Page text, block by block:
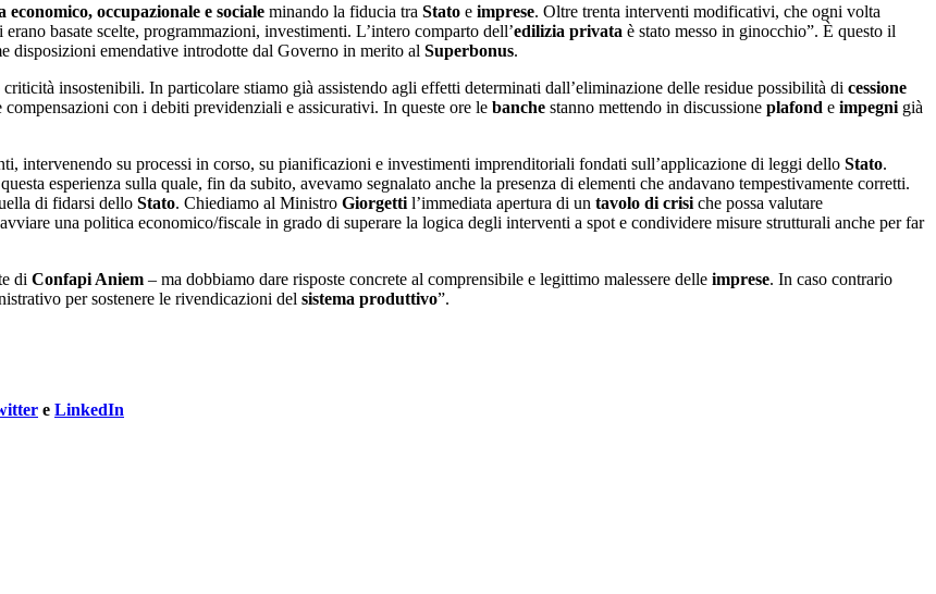
economico, occupazionale e sociale minando la fiducia tra Stato e imprese. Oltre trenta interventi modificativi, che ogni volta
basate scelte, programmazioni, investimenti. L’intero comparto dell’edilizia privata è stato messo in ginocchio”. È questo il
disposizioni emendative introdotte dal Governo in merito al Superbonus.
criticità insostenibili. In particolare stiamo già assistendo agli effetti determinati dall’eliminazione delle residue possibilità di cessione
con i debiti previdenziali e assicurativi. In queste ore le banche stanno mettendo in discussione plafond e impegni già
intervenendo su processi in corso, su pianificazioni e investimenti imprenditoriali fondati sull’applicazione di leggi dello Stato.
esperienza sulla quale, fin da subito, avevamo segnalato anche la presenza di elementi che andavano tempestivamente corretti.
di fidarsi dello Stato. Chiediamo al Ministro Giorgetti l’immediata apertura di un tavolo di crisi che possa valutare
una politica economico/fiscale in grado di superare la logica degli interventi a spot e condividere misure strutturali anche per far
di Confapi Aniem – ma dobbiamo dare risposte concrete al comprensibile e legittimo malessere delle imprese. In caso contrario
per sostenere le rivendicazioni del sistema produttivo”.
e LinkedIn